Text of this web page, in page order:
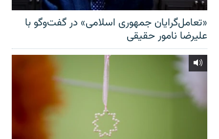
«تعامل‌گرایان جمهوری اسلامی» در گفت‌وگو با
علیرضا نامور حقیقی